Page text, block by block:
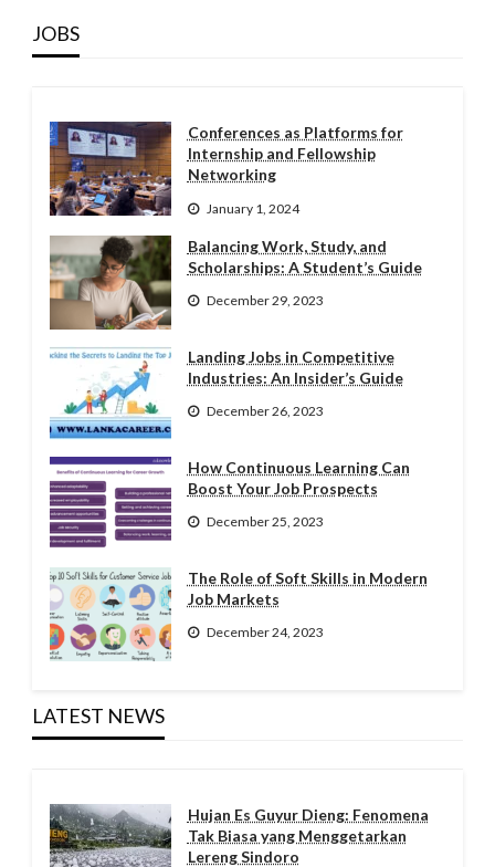
JOBS
Conferences as Platforms for
Internship and Fellowship
Networking
January 1, 2024
Balancing Work, Study, and
Scholarships: A Student’s Guide
December 29, 2023
Landing Jobs in Competitive
Industries: An Insider’s Guide
December 26, 2023
How Continuous Learning Can
Boost Your Job Prospects
December 25, 2023
The Role of Soft Skills in Modern
Job Markets
December 24, 2023
LATEST NEWS
Hujan Es Guyur Dieng: Fenomena
Tak Biasa yang Menggetarkan
Lereng Sindoro